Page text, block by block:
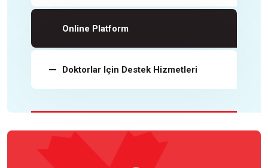
Online Platform
Doktorlar Için Destek Hizmetleri